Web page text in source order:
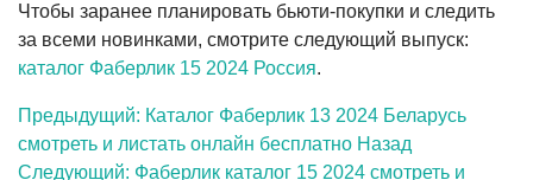
Чтобы заранее планировать бьюти-покупки и следить
за всеми новинками, смотрите следующий выпуск:
каталог Фаберлик 15 2024 Россия.
Предыдущий: Каталог Фаберлик 13 2024 Беларусь
смотреть и листать онлайн бесплатно Назад
Следующий: Фаберлик каталог 15 2024 смотреть и